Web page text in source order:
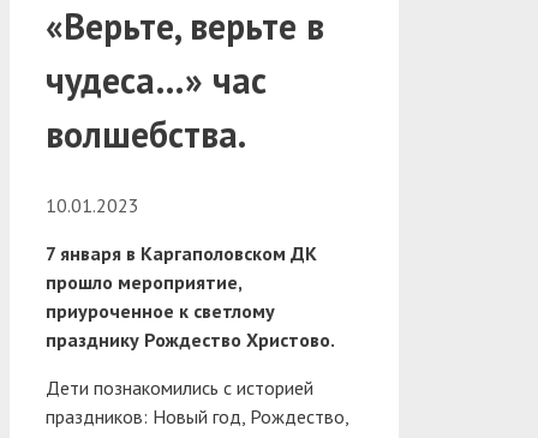
«Верьте, верьте в
чудеса…» час
волшебства.
10.01.2023
7 января в Каргаполовском ДК
прошло мероприятие,
приуроченное к светлому
празднику Рождество Христово.
Дети познакомились с историей
праздников: Новый год, Рождество,